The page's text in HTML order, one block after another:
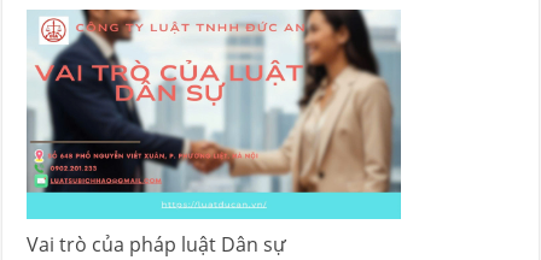
Vai trò của pháp luật Dân sự